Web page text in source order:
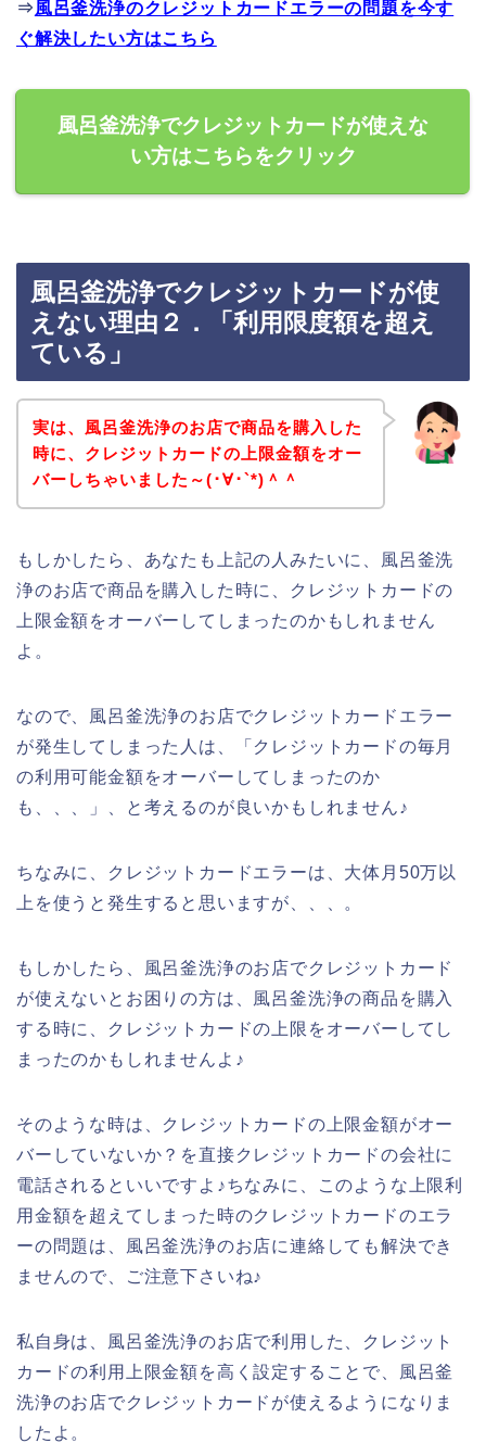
⇒風呂釜洗浄のクレジットカードエラーの問題を今す
ぐ解決したい方はこちら
風呂釜洗浄でクレジットカードが使えな
い方はこちらをクリック
風呂釜洗浄でクレジットカードが使
えない理由２．「利用限度額を超え
ている」
実は、風呂釜洗浄のお店で商品を購入した
時に、クレジットカードの上限金額をオー
バーしちゃいました～(･∀･`*)＾＾
もしかしたら、あなたも上記の人みたいに、風呂釜洗
浄のお店で商品を購入した時に、クレジットカードの
上限金額をオーバーしてしまったのかもしれません
よ。
なので、風呂釜洗浄のお店でクレジットカードエラー
が発生してしまった人は、「クレジットカードの毎月
の利用可能金額をオーバーしてしまったのか
も、、、」、と考えるのが良いかもしれません♪
ちなみに、クレジットカードエラーは、大体月50万以
上を使うと発生すると思いますが、、、。
もしかしたら、風呂釜洗浄のお店でクレジットカード
が使えないとお困りの方は、風呂釜洗浄の商品を購入
する時に、クレジットカードの上限をオーバーしてし
まったのかもしれませんよ♪
そのような時は、クレジットカードの上限金額がオー
バーしていないか？を直接クレジットカードの会社に
電話されるといいですよ♪ちなみに、このような上限利
用金額を超えてしまった時のクレジットカードのエラ
ーの問題は、風呂釜洗浄のお店に連絡しても解決でき
ませんので、ご注意下さいね♪
私自身は、風呂釜洗浄のお店で利用した、クレジット
カードの利用上限金額を高く設定することで、風呂釜
洗浄のお店でクレジットカードが使えるようになりま
したよ。